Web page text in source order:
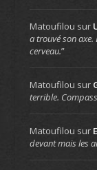
Matoufilou sur
a trouvé son axe.
cerveau.”
Matoufilou sur
terrible.
Matoufilou sur
devant mais les